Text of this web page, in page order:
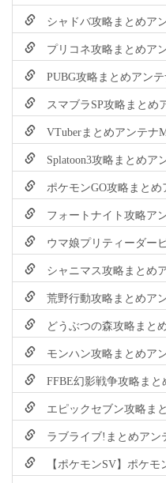
シャドバ攻略まとめア
プリコネ攻略まとめア
PUBG攻略まとめアン
スマブラSP攻略まとめ
VTuberまとめアンテナ
Splatoon3攻略まとめア
ポケモンGO攻略まとめ
フォートナイト攻略ア
ウマ娘プリティーダー
シャニマス攻略まとめ
荒野行動攻略まとめア
どうぶつの森攻略まと
モンハン攻略まとめア
FFBE幻影戦争攻略まと
エピックセブン攻略ま
ラブライブ!まとめアン
【ポケモンSV】ポケモ